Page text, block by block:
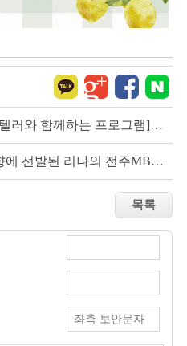
[수성스토리텔러와 함께하는 프로그램] 참여자 모집
✨✨미스 춘향에 선발된 리나의 전주MBC ’다정다감‘ 촬영✨✨